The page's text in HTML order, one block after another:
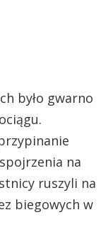
było gwarno
na
ruszyli na
biegowych w